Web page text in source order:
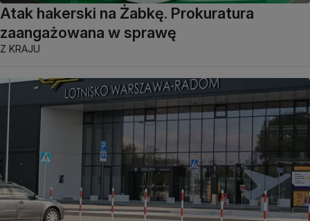
Atak hakerski na Żabkę. Prokuratura
zaangażowana w sprawę
Z KRAJU